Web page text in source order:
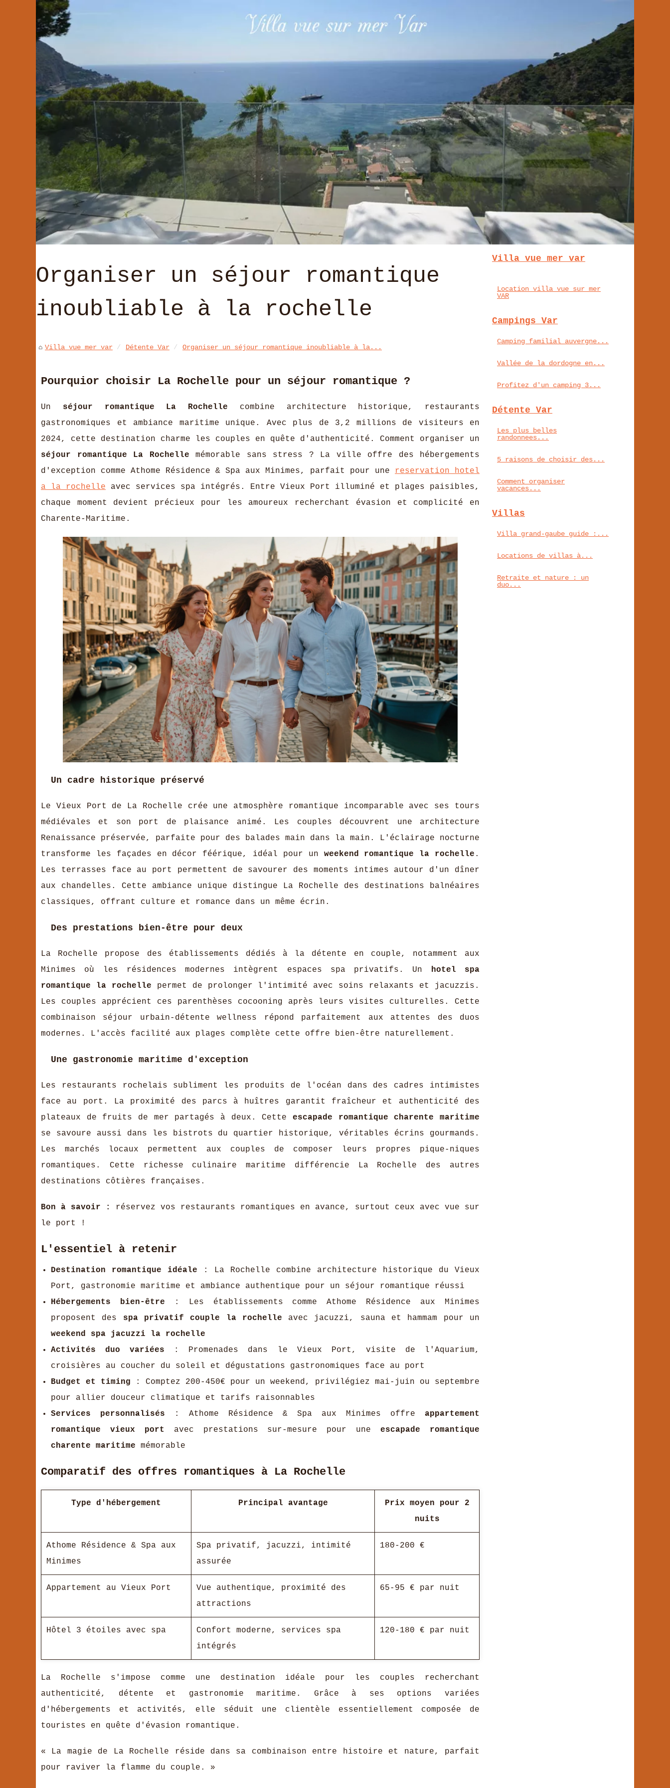
Organiser un séjour romantique
inoubliable à la rochelle
Villa vue mer var Détente Var Organiser un séjour romantique inoubliable à la...
Pourquior choisir La Rochelle pour un séjour romantique ?
Un séjour romantique La Rochelle combine architecture historique, restaurants
gastronomiques et ambiance maritime unique. Avec plus de 3,2 millions de visiteurs en
2024, cette destination charme les couples en quête d'authenticité. Comment organiser un
séjour romantique La Rochelle mémorable sans stress ? La ville offre des hébergements
d'exception comme Athome Résidence & Spa aux Minimes, parfait pour une
reservation hotel
a la rochelle avec services spa intégrés. Entre Vieux Port illuminé et plages paisibles,
chaque moment devient précieux pour les amoureux recherchant évasion et complicité en
Charente-Maritime.
Un cadre historique préservé
Le Vieux Port de La Rochelle crée une atmosphère romantique incomparable avec ses tours
médiévales et son port de plaisance animé. Les couples découvrent une architecture
Renaissance préservée, parfaite pour des balades main dans la main. L'éclairage nocturne
transforme les façades en décor féérique, idéal pour un weekend romantique la rochelle .
Les terrasses face au port permettent de savourer des moments intimes autour d'un dîner
aux chandelles. Cette ambiance unique distingue La Rochelle des destinations balnéaires
classiques, offrant culture et romance dans un même écrin.
Des prestations bien-être pour deux
La Rochelle propose des établissements dédiés à la détente en couple, notamment aux
Minimes où les résidences modernes intègrent espaces spa privatifs. Un hotel spa
romantique la rochelle permet de prolonger l'intimité avec soins relaxants et jacuzzis.
Les couples apprécient ces parenthèses cocooning après leurs visites culturelles. Cette
combinaison séjour urbain-détente wellness répond parfaitement aux attentes des duos
modernes. L'accès facilité aux plages complète cette offre bien-être naturellement.
Une gastronomie maritime d'exception
Les restaurants rochelais subliment les produits de l'océan dans des cadres intimistes
face au port. La proximité des parcs à huîtres garantit fraîcheur et authenticité des
plateaux de fruits de mer partagés à deux. Cette escapade romantique charente maritime
se savoure aussi dans les bistrots du quartier historique, véritables écrins gourmands.
Les marchés locaux permettent aux couples de composer leurs propres pique-niques
romantiques. Cette richesse culinaire maritime différencie La Rochelle des autres
destinations côtières françaises.
Bon à savoir :
réservez vos restaurants romantiques en avance, surtout ceux avec vue sur
le port !
L'essentiel à retenir
Destination romantique idéale : La Rochelle combine architecture historique du Vieux
Port, gastronomie maritime et ambiance authentique pour un séjour romantique réussi
Hébergements bien-être : Les établissements comme Athome Résidence aux Minimes
proposent des spa privatif couple la rochelle avec jacuzzi, sauna et hammam pour un
weekend spa jacuzzi la rochelle
Activités duo variées : Promenades dans le Vieux Port, visite de l'Aquarium,
croisières au coucher du soleil et dégustations gastronomiques face au port
Budget et timing : Comptez 200-450€ pour un weekend, privilégiez mai-juin ou septembre
pour allier douceur climatique et tarifs raisonnables
Services personnalisés : Athome Résidence & Spa aux Minimes offre appartement
romantique vieux port avec prestations sur-mesure pour uneescapade romantique
charente maritime mémorable
Comparatif des offres romantiques à La Rochelle
Type d'hébergement Principal avantage
Prix moyen pour 2
nuits
Athome Résidence & Spa aux
Minimes
Spa privatif, jacuzzi, intimité
assurée
180-200 €
Appartement au Vieux Port
Vue authentique, proximité des
attractions
65-95 € par nuit
Hôtel 3 étoiles avec spa
Confort moderne, services spa
intégrés
120-180 € par nuit
La Rochelle s'impose comme une destination idéale pour les couples recherchant
authenticité, détente et gastronomie maritime. Grâce à ses options variées
d'hébergements et activités, elle séduit une clientèle essentiellement composée de
touristes en quête d'évasion romantique.
« La magie de La Rochelle réside dans sa combinaison entre histoire et nature, parfait
pour raviver la flamme du couple. »
Villa vue mer var
Location villa vue sur mer
VAR
Campings Var
Camping familial auvergne...
Vallée de la dordogne en...
Profitez d'un camping 3...
Détente Var
Les plus belles
randonnees...
5 raisons de choisir des...
Comment organiser
vacances...
Villas
Villa grand-gaube guide :...
Locations de villas à...
Retraite et nature : un
duo...